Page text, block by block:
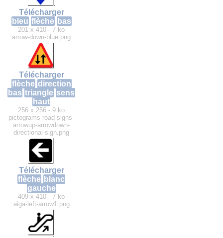
Télécharger
bleu flèche bas
201 x 410 - 7 ko
arrow-down-blue.png
Télécharger
flèche direction
bas triangle sens
haut
256 x 256 - 9 ko
pictograms-road-signs-
arrowup-arrowdown-
directional-sign.png
Télécharger
flèche blanc
gauche
409 x 410 - 7 ko
aiga-left-arrow1.png